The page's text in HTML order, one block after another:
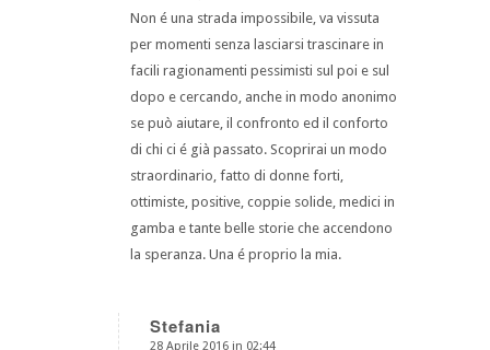
Non é una strada impossibile, va vissuta
per momenti senza lasciarsi trascinare in
facili ragionamenti pessimisti sul poi e sul
dopo e cercando, anche in modo anonimo
se può aiutare, il confronto ed il conforto
di chi ci é già passato. Scoprirai un modo
straordinario, fatto di donne forti,
ottimiste, positive, coppie solide, medici in
gamba e tante belle storie che accendono
la speranza. Una é proprio la mia.
Stefania
28 Aprile 2016 in 02:44